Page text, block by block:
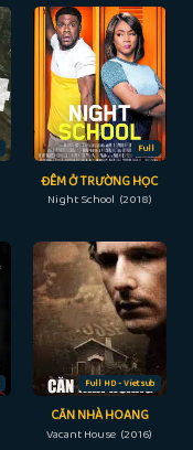
Full
ĐÊM Ở TRƯỜNG HỌC
Night School (2018)
Full HD - Vietsub
CĂN NHÀ HOANG
Vacant House (2016)